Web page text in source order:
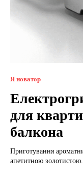
Я новатор
для
балкона
Приготування
апетитною